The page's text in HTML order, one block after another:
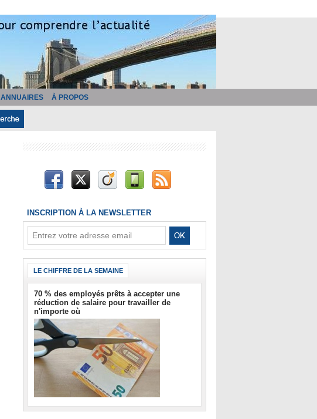
ANNUAIRES À PROPOS
INSCRIPTION À LA NEWSLETTER
LE CHIFFRE DE LA SEMAINE
70 % des employés prêts à accepter une
réduction de salaire pour travailler de
n'importe où